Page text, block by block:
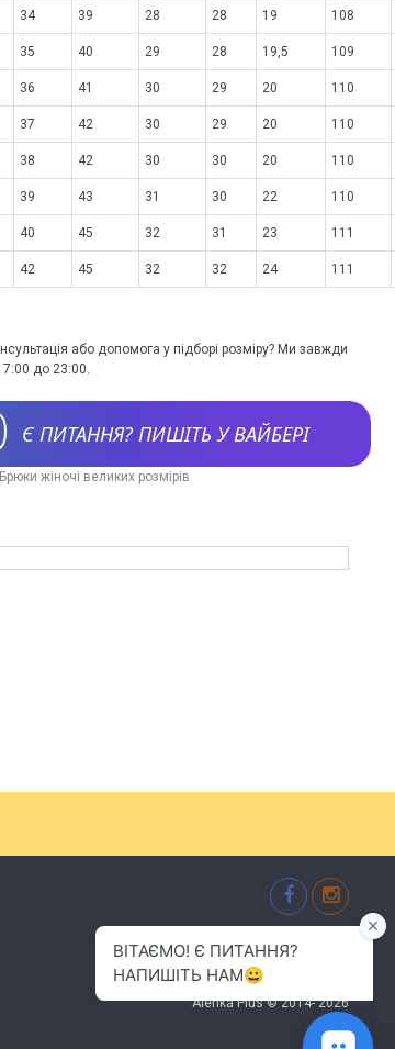
34 39 28 28 19 108
35 40 29 28 19,5 109
36 41 30 29 20 110
37 42 30 29 20 110
38 42 30 30 20 110
39 43 31 30 22 110
40 45 32 31 23 111
42 45 32 32 24 111
або допомога у підборі розміру? Ми завжди
7:00 до 23:00.
Є ПИТАННЯ? ПИШІТЬ У ВАЙБЕРІ
Брюки жіночі великих розмірів
м.Хмельницький
(096) 484-01-01
info.alenkaplus@gmail.com
Alenka Plus © 2014- 2026